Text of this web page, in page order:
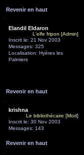
Revenir en haut
Elandil Eldaron
L'elfe fripon [Admin]
Inscrit le: 21 Nov 2003
Messages: 325
Localisation: Hyères les
Palmiers
Revenir en haut
krishna
Le bibliothécaire [Mod]
Inscrit le: 30 Nov 2003
Messages: 143
Revenir en haut